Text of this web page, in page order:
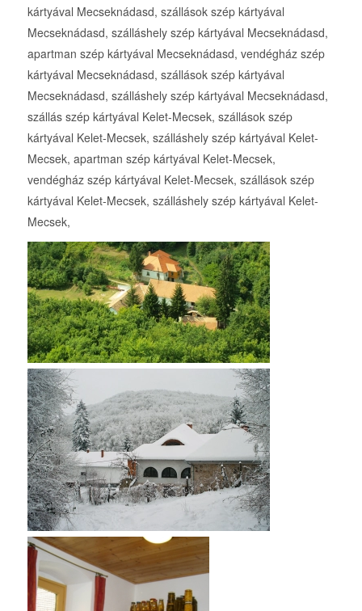
kártyával Mecseknádasd, szállások szép kártyával
Mecseknádasd, szálláshely szép kártyával Mecseknádasd,
apartman szép kártyával Mecseknádasd, vendégház szép
kártyával Mecseknádasd, szállások szép kártyával
Mecseknádasd, szálláshely szép kártyával Mecseknádasd,
szállás szép kártyával Kelet-Mecsek, szállások szép
kártyával Kelet-Mecsek, szálláshely szép kártyával Kelet-
Mecsek, apartman szép kártyával Kelet-Mecsek,
vendégház szép kártyával Kelet-Mecsek, szállások szép
kártyával Kelet-Mecsek, szálláshely szép kártyával Kelet-
Mecsek,